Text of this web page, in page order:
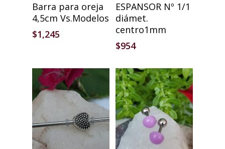
Barra para oreja
4,5cm Vs.Modelos
$1,245
ESPANSOR Nº 1/1
diámet.
centro1mm
$954